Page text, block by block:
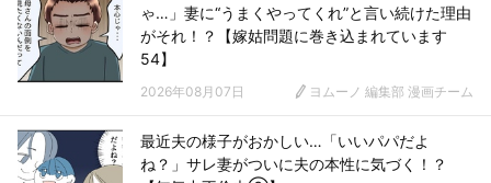
ゃ…」妻に“うまくやってくれ”と言い続けた理由
がそれ！？【嫁姑問題に巻き込まれています
54】
2026年08月07日 ヨムーノ 編集部 漫画チーム
最近夫の様子がおかしい…「いいパパだよ
ね？」サレ妻がついに夫の本性に気づく！？